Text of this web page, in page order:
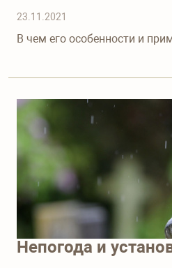
23.11.2021
В чем его особенности и
Непогода и